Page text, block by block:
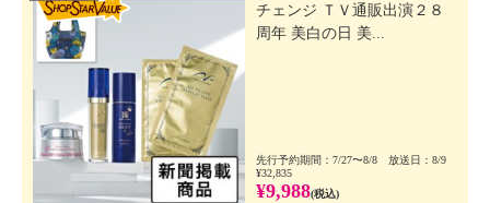
チェンジ ＴＶ通販出演２８
周年 美白の日 美...
先行予約期間：7/27〜8/8 放送日：8/9
¥32,835
¥9,988(税込)